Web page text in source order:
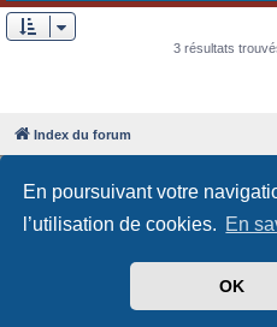
En poursuivant votre
l’utilisation de cookies. En
OK
3 résultats
Index du forum
Traduit par